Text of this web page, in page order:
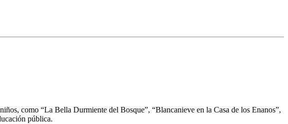
como “La Bella Durmiente del Bosque”, “Blancanieve en la Casa de los Enanos”,
pública.